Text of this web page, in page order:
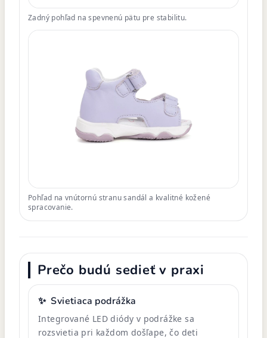
Zadný pohľad na spevnenú pätu pre stabilitu.
Pohľad na vnútornú stranu sandál a kvalitné kožené
spracovanie.
Prečo budú sedieť v praxi
✨ Svietiaca podrážka
Integrované LED diódy v podrážke sa
rozsvietia pri každom došľape, čo deti